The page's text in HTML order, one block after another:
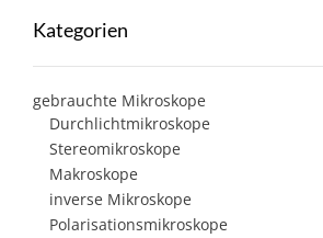
Kategorien
gebrauchte Mikroskope
Durchlichtmikroskope
Stereomikroskope
Makroskope
inverse Mikroskope
Polarisationsmikroskope